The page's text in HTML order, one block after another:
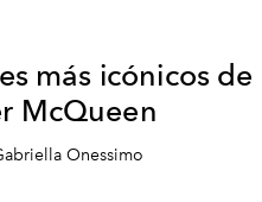
más icónicos de
McQueen
Onessimo